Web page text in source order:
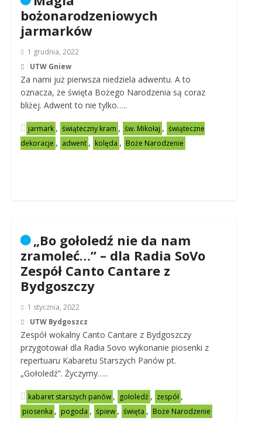
bożonarodzeniowych
jarmarków
1 grudnia, 2022
UTW Gniew
Za nami już pierwsza niedziela adwentu. A to
oznacza, że święta Bożego Narodzenia są coraz
bliżej. Adwent to nie tylko…..
jarmark , świąteczny kram , św. Mikołaj , świąteczne
dekoracje , adwent , kolęda , Boże Narodzenie
„Bo gołoledź nie da nam
zramoleć…” – dla Radia SoVo
Zespół Canto Cantare z
Bydgoszczy
1 stycznia, 2022
UTW Bydgoszcz
Zespół wokalny Canto Cantare z Bydgoszczy
przygotował dla Radia Sovo wykonanie piosenki z
repertuaru Kabaretu Starszych Panów pt.
„Gołoledź”. Życzymy…..
kabaret starszych panów , gołoledź , zespół ,
piosenka , pogoda , śpiew , święta , Boże Narodzenie